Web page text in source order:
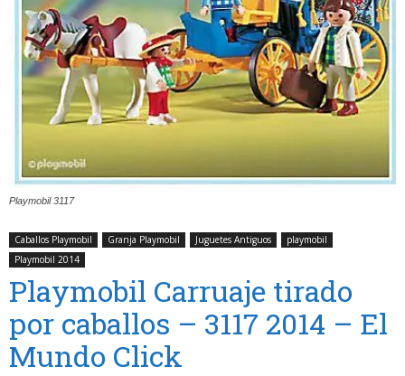
Playmobil 3117
Caballos Playmobil Granja Playmobil Juguetes Antiguos
playmobil
Playmobil 2014
Playmobil Carruaje tirado
por caballos – 3117 2014 – El
Mundo Click